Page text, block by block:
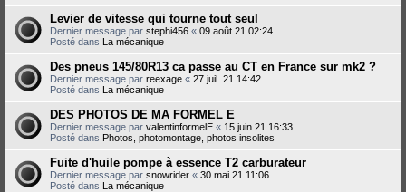
Levier de vitesse qui tourne tout seul
Dernier message par stephi456 « 09 août 21 02:24
Posté dans La mécanique
Des pneus 145/80R13 ca passe au CT en France sur mk2 ?
Dernier message par reexage « 27 juil. 21 14:42
Posté dans La mécanique
DES PHOTOS DE MA FORMEL E
Dernier message par valentinformelE « 15 juin 21 16:33
Posté dans Photos, photomontage, photos insolites
Fuite d'huile pompe à essence T2 carburateur
Dernier message par snowrider « 30 mai 21 11:06
Posté dans La mécanique